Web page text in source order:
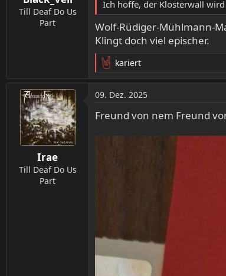
n
:
Till Deaf Do Us
Part
Ich hoffe, der Klosterwall
Wolf-Rüdiger-Mühlmann-
Klingt doch viel epischer.
R
e
a
k
t
kariert
Irae
Till Deaf Do Us
Part
09. Dez. 2025
Freund von nem Freund